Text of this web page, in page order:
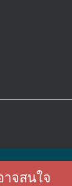
จสนใจ